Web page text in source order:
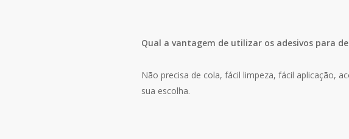
Qual a vantagem de utilizar os adesivos para
Não precisa de cola, fácil limpeza, fácil aplicação,
sua escolha.